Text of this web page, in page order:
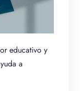
educativo y
a